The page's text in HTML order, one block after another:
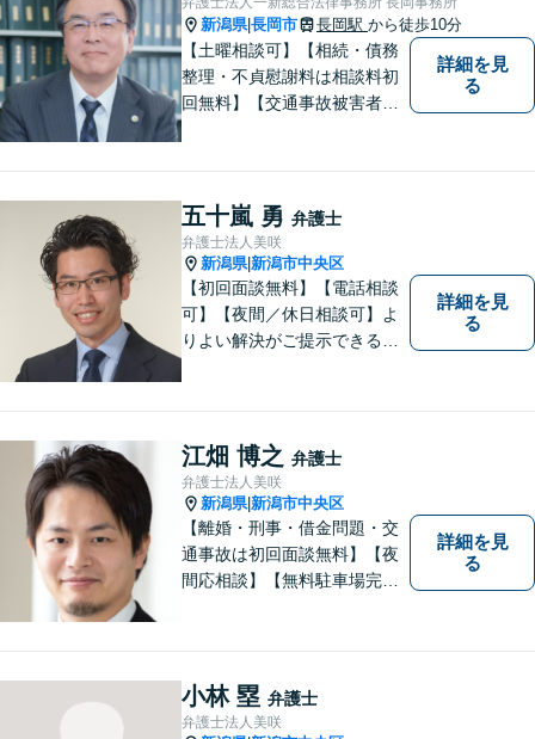
新潟県|長岡市 長岡駅 から徒歩10分
【土曜相談可】【相続・債務
整理・不貞慰謝料は相談料初
回無料】【交通事故被害者の
体を把握し、真の利益を追及
します
詳細を見
る
五十嵐 勇 弁護士
弁護士法人美咲
新潟県|新潟市中央区
【初回面談無料】【電話相談
可】【夜間／休日相談可】よ
りよい解決がご提示できるよ
お気軽にご相談ください。
詳細を見
る
江畑 博之 弁護士
弁護士法人美咲
新潟県|新潟市中央区
【離婚・刑事・借金問題・交
通事故は初回面談無料】【夜
間応相談】【無料駐車場完
語も丁寧に解説いたします。
個人の方も法人の方も、お気
軽にご相談ください。
詳細を見
る
小林 塁 弁護士
弁護士法人美咲